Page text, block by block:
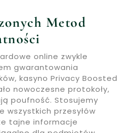
Metod
online zwykle
gwarantowania
kasyno Privacy Boosted
nowoczesne protokoły,
poufność. Stosujemy
wszystkich przesyłów
tajne informacje